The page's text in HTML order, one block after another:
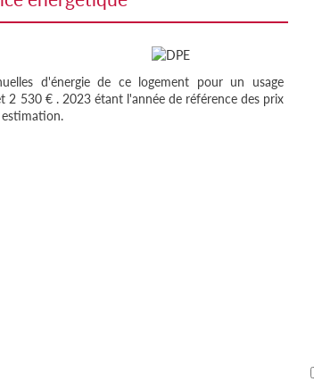
d'énergie de ce logement pour un usage
2 530 € . 2023 étant l'année de référence des prix